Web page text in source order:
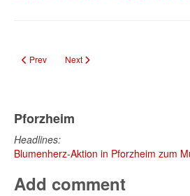
Previous article: Warnung vor
Prev Next article: Ausstellung
Next
Pforzheim
Headlines:
Blumenherz-Aktion in Pforzheim zum
Add comment